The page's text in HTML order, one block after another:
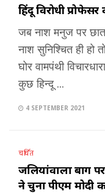
हिंदू विरोधी
जब नाश मनुज पर
नाश सुनिश्चित ही हो
घोर वामपंथी
कुछ हिन्दू ...
4 SEPTEMBER 2021
चर्चित
जलियांवाला बाग
ने चुना पीएम मोदी